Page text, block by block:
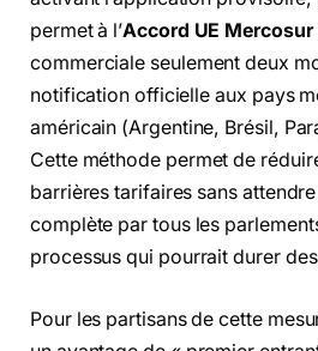
permet à l’Accord UE Mercosur
commerciale seulement deux
notification officielle aux pays
américain (Argentine, Brésil,
Cette méthode permet de
barrières tarifaires sans
complète par tous les
processus qui pourrait durer
Pour les partisans de cette